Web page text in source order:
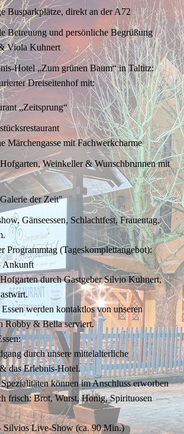
Busparkplätze, direkt an der A72
Betreuung und persönliche Begrüßung
Viola Kuhnert
Hotel „Zum grünen Baum“ in Taltitz:
Dreiseitenhof mit:
„Zeitsprung“
Märchengasse mit Fachwerkcharme
Weinkeller & Wunschbrunnen mit
der Zeit"
Gänseessen, Schlachtfest, Frauentag,
Programmtag (Tageskomplettangebot):
Ankunft
durch Gastgeber Silvio Kuhnert,
werden kontaktlos von unseren
Robby & Bella serviert.
durch unsere mittelalterliche
das Erlebnis-Hotel.
können im Anschluss erworben
frisch: Brot, Wurst, Honig, Spirituosen
Silvios Live-Show (ca. 90 Min.)